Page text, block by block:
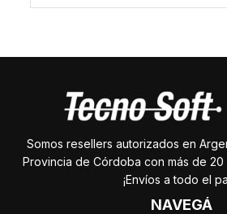
Somos resellers autorizados en
Provincia de Córdoba con más de
¡Envíos a todo el
NAVEGÁ